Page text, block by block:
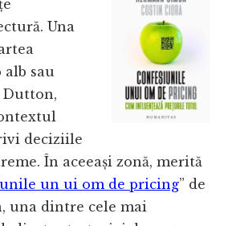
Una
alb sau
Dutton,
deciziile
În aceeași zonă, merită
un ui om de pricing” de
una dintre cele mai